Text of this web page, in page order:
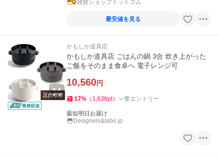
雑貨ショップドットコム
最安値を見る
かもしか道具店
かもしか道具店 ごはんの鍋 3合 炊き上がった
ご飯をそのまま食卓へ 電子レンジ可
10,560円
17% （ 1,636pt） 要エントリー
最短明日お届け
Designers&labo.jp